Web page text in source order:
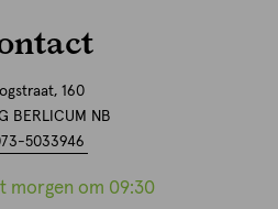
160
BERLICUM NB
5033946
morgen om 09:30